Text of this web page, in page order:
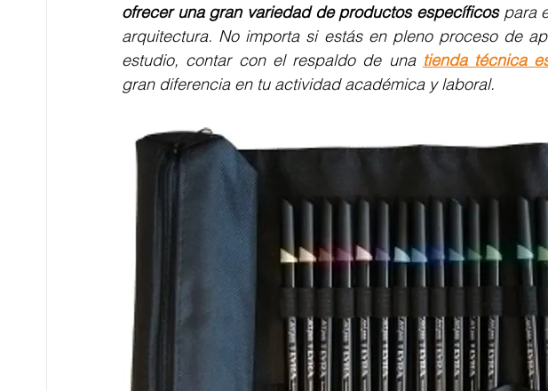
ofrecer una gran variedad de productos específicos para
arquitectura. No importa si estás en pleno proceso de
estudio, contar con el respaldo de una tienda técnica
gran diferencia en tu actividad académica y laboral.